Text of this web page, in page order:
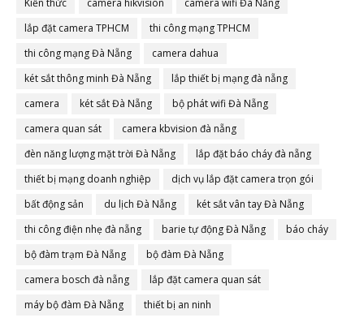
Kiến thức
camera hikvision
camera wifi Đà Nẵng
lắp đặt camera TPHCM
thi công mạng TPHCM
thi công mạng Đà Nẵng
camera dahua
két sắt thông minh Đà Nẵng
lắp thiết bị mạng đà nẵng
camera
két sắt Đà Nẵng
bộ phát wifi Đà Nẵng
camera quan sát
camera kbvision đà nẵng
đèn năng lượng mặt trời Đà Nẵng
lắp đặt báo cháy đà nẵng
thiết bị mạng doanh nghiệp
dịch vụ lắp đặt camera trọn gói
bất động sản
du lịch Đà Nẵng
két sắt vân tay Đà Nẵng
thi công điện nhẹ đà nẵng
barie tự động Đà Nẵng
báo cháy
bộ đàm trạm Đà Nẵng
bộ đàm Đà Nẵng
camera bosch đà nẵng
lắp đặt camera quan sát
máy bộ đàm Đà Nẵng
thiết bị an ninh